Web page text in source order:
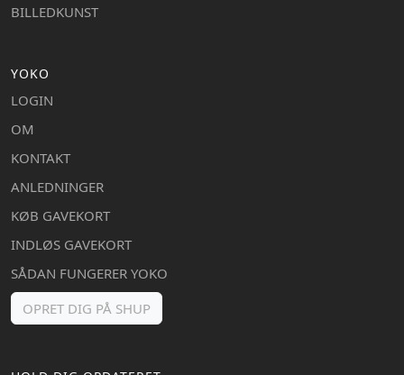
BILLEDKUNST
YOKO
LOGIN
OM
KONTAKT
ANLEDNINGER
KØB GAVEKORT
INDLØS GAVEKORT
SÅDAN FUNGERER YOKO
OPRET DIG PÅ SHUP